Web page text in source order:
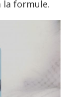
la formule.